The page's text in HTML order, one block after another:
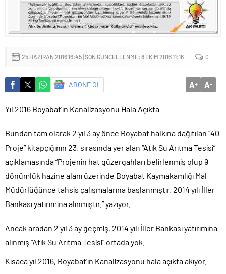
Başkan Altay: ‘Bosna Hersek Mahallemizdeki Fera Şubemizi
bu yıl itibariyle açmayı planlıyoruz’
25 HAZIRAN 2016 16:45 | SON GÜNCELLENME: 8 EKIM 2016 11:16 0
ABONE OL A+ A-
Yıl 2016 Boyabat’ın Kanalizasyonu Hala Açıkta
Bundan tam olarak 2 yıl 3 ay önce Boyabat halkına dağıtılan “40
Proje” kitapçığının 23. sırasında yer alan “Atık Su Arıtma Tesisi”
açıklamasında “Projenin hat güzergahları belirlenmiş olup 9
dönümlük hazine alanı üzerinde Boyabat Kaymakamlığı Mal
Müdürlüğünce tahsis çalışmalarına başlanmıştır. 2014 yılı İller
Bankası yatırımına alınmıştır.” yazıyor.
Ancak aradan 2 yıl 3 ay geçmiş, 2014 yılı İller Bankası yatırımına
alınmış “Atık Su Arıtma Tesisi” ortada yok.
Kısaca yıl 2016, Boyabat’ın Kanalizasyonu hala açıkta akıyor.